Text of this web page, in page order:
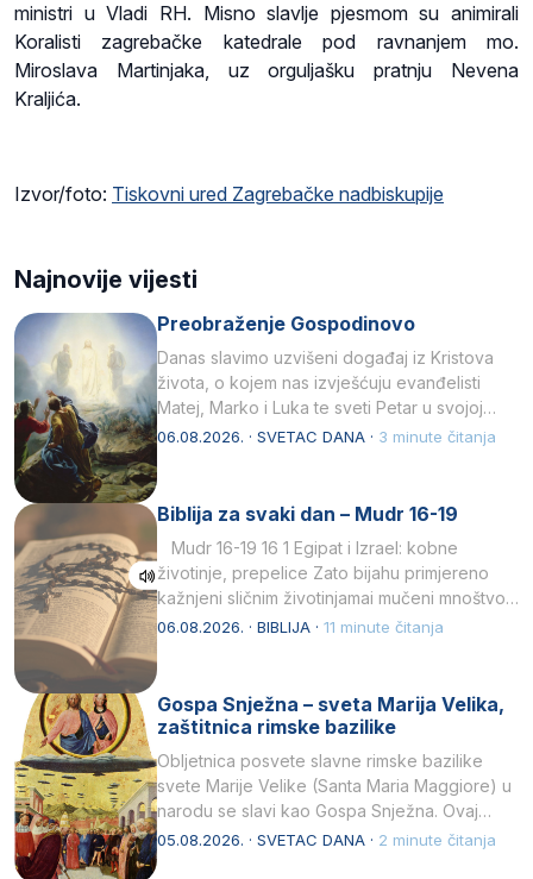
ministri u Vladi RH. Misno slavlje pjesmom su animirali
Koralisti zagrebačke katedrale pod ravnanjem mo.
Miroslava Martinjaka, uz orguljašku pratnju Nevena
Kraljića.
Izvor/foto: Tiskovni ured Zagrebačke nadbiskupije
Najnovije vijesti
Preobraženje Gospodinovo
Danas slavimo uzvišeni događaj iz Kristova
života, o kojem nas izvješćuju evanđelisti
Matej, Marko i Luka te sveti Petar u svojoj
drugoj…
06.08.2026. · SVETAC DANA · 3 minute čitanja
Biblija za svaki dan – Mudr 16-19
Mudr 16-19 16 1 Egipat i Izrael: kobne
životinje, prepelice Zato bijahu primjereno
kažnjeni sličnim životinjamai mučeni mnoštvom
kukaca.2 A narod…
06.08.2026. · BIBLIJA · 11 minute čitanja
Gospa Snježna – sveta Marija Velika,
zaštitnica rimske bazilike
Obljetnica posvete slavne rimske bazilike
svete Marije Velike (Santa Maria Maggiore) u
narodu se slavi kao Gospa Snježna. Ovaj
naziv, Sancta Maria…
05.08.2026. · SVETAC DANA · 2 minute čitanja